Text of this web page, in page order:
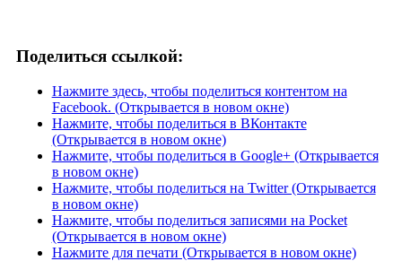
Поделиться ссылкой:
Нажмите здесь, чтобы поделиться контентом на
Facebook. (Открывается в новом окне)
Нажмите, чтобы поделиться в ВКонтакте
(Открывается в новом окне)
Нажмите, чтобы поделиться в Google+ (Открывается
в новом окне)
Нажмите, чтобы поделиться на Twitter (Открывается
в новом окне)
Нажмите, чтобы поделиться записями на Pocket
(Открывается в новом окне)
Нажмите для печати (Открывается в новом окне)